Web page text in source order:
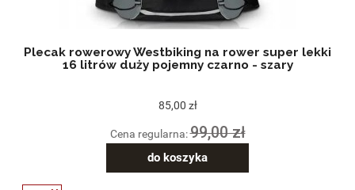
Plecak rowerowy Westbiking na rower super lekki
16 litrów duży pojemny czarno - szary
85,00 zł
Cena regularna:99,00 zł
do koszyka